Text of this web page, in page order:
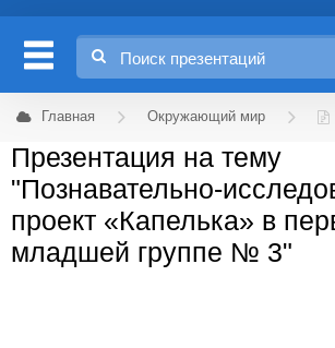
Главная Окружающий мир
Презентация на тему
"Познавательно-
проект «Капелька» в
младшей группе № 3"